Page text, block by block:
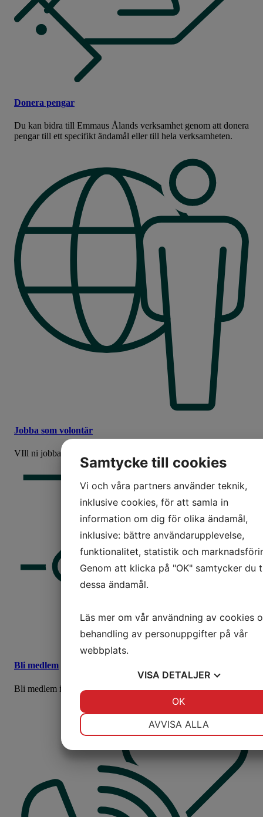
Donera pengar
Du kan bidra till Emmaus Ålands verksamhet genom att donera
pengar till ett specifikt ändamål eller till hela verksamheten.
Jobba som volontär
VIll ni jobba som volontär? Vill du hjälpa oss hjälpa andra?
Bli medlem
Bli medlem i Emmaus Åland!
Samtycke till cookies
Vi och våra partners använder teknik,
inklusive cookies, för att samla in
information om dig för olika ändamål,
inklusive: bättre användarupplevelse,
funktionalitet, statistik och
Genom att klicka på "OK" samtycker du
dessa ändamål.
Läs mer om vår användning av cookies
behandling av personuppgifter på vår
webbplats.
VISA DETALJER
MARKNADSFÖRING STATISTIK
AVVISA ALLA
OK